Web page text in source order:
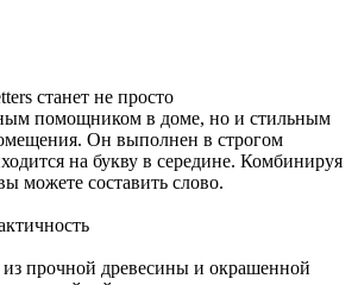
станет не просто
помощником в доме, но и стильным
Он выполнен в строгом
на букву в середине. Комбинируя
можете составить слово.
прочной древесины и окрашенной